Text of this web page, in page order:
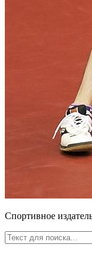
Спортивное